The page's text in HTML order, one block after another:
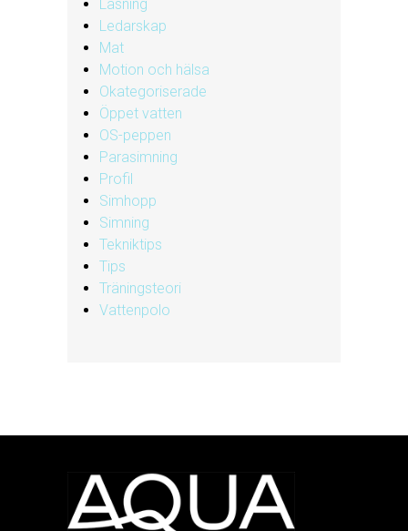
Läsning
Ledarskap
Mat
Motion och hälsa
Okategoriserade
Öppet vatten
OS-peppen
Parasimning
Profil
Simhopp
Simning
Tekniktips
Tips
Träningsteori
Vattenpolo